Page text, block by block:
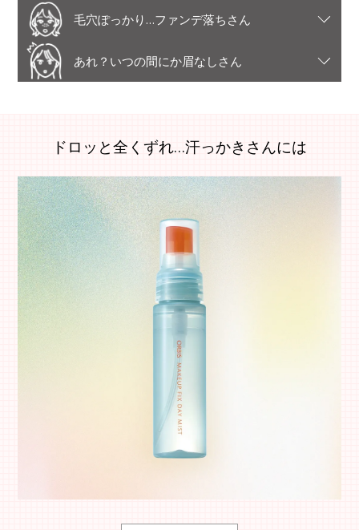
毛穴ぽっかり…ファンデ落ちさん
あれ？いつの間にか眉なしさん
ドロッと全くずれ…汗っかきさんには